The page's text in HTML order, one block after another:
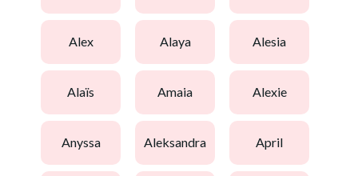
alex alaya alesia
alaïs amaia alexie
anyssa aleksandra april